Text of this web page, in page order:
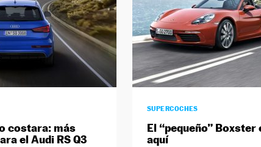
costara: más
el Audi RS Q3
SUPERCOCHES
El “pequeño” Boxster
aquí